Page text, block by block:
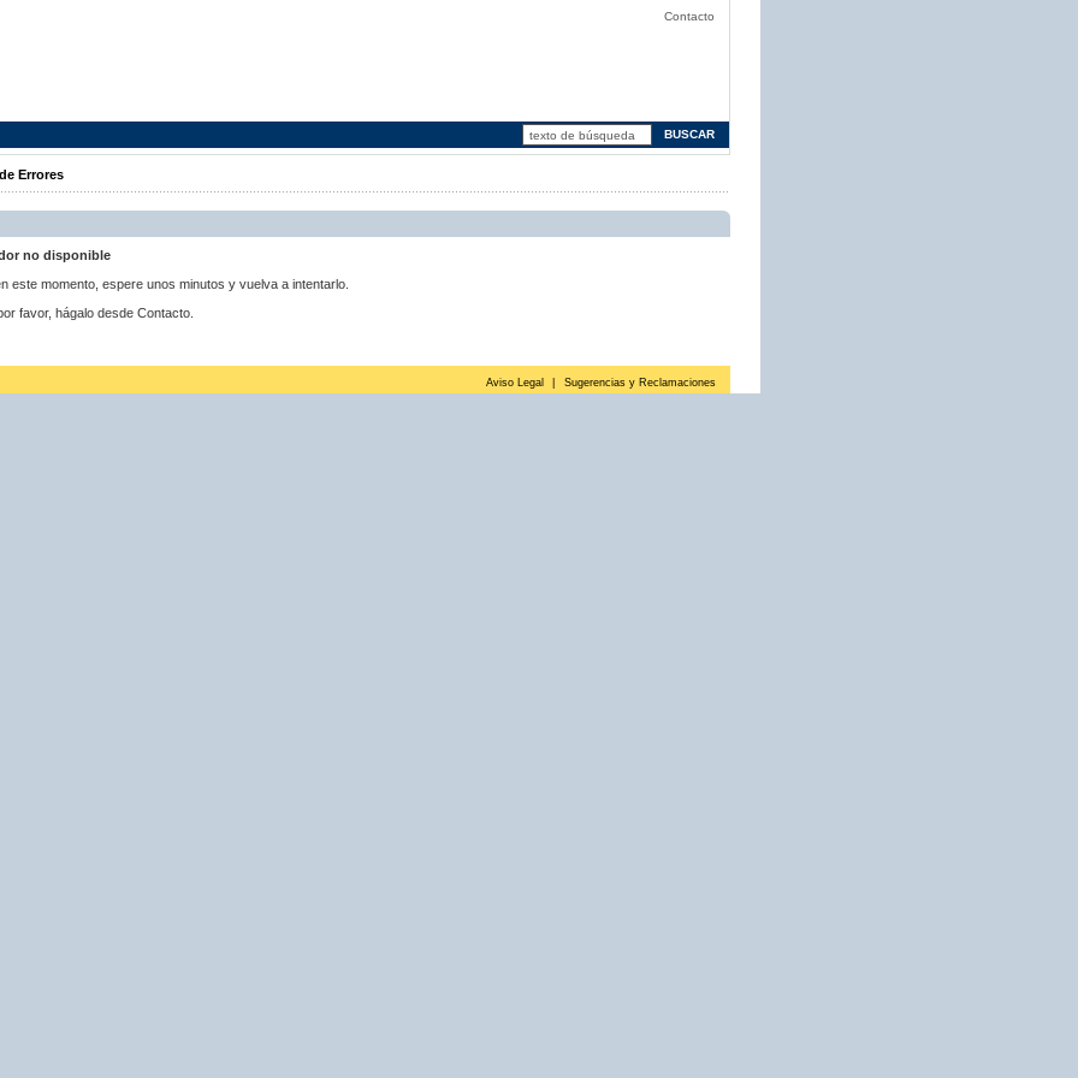
Contacto
Errores
no disponible
este momento, espere unos minutos y vuelva a intentarlo.
favor, hágalo desde Contacto.
Aviso Legal Sugerencias y Reclamaciones